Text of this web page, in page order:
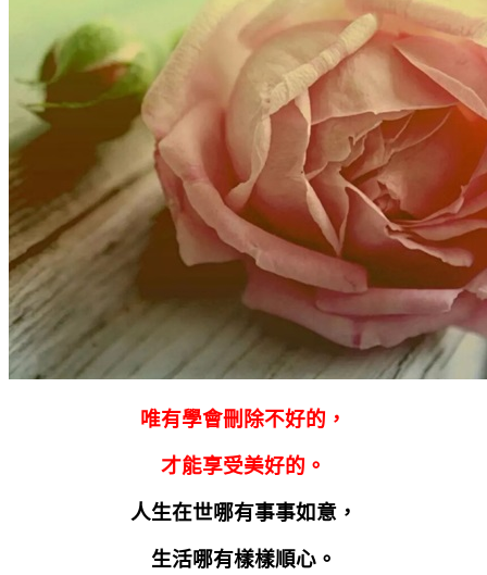
唯有學會刪除不好的，
才能享受美好的。
人生在世哪有事事如意，
生活哪有樣樣順心。